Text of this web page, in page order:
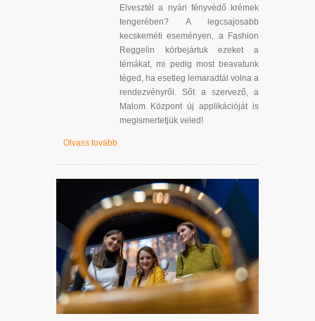
Elvesztél a nyári fényvédő krémek
tengerében? A legcsajosabb
kecskeméti eseményen, a Fashion
Reggelin körbejártuk ezeket a
témákat, mi pedig most beavatunk
téged, ha esetleg lemaradtál volna a
rendezvényről. Sőt a szervező, a
Malom Központ új applikációját is
megismertetjük veled!
Olvass tovább